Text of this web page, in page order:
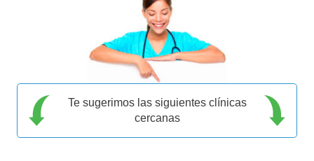
Te sugerimos las siguientes clínicas
cercanas